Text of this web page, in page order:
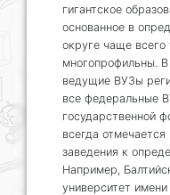
гигантское
основанное в
округе чаще всего
многопрофильны.
ведущие ВУЗы
все федеральные
государственной
всегда
заведения к
Например,
университет